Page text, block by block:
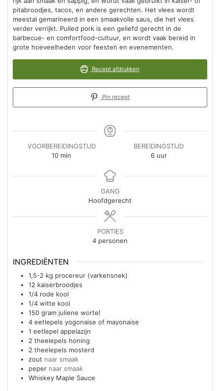
pitabroodjes, tacos, en andere gerechten. Het vlees wordt
meestal gemarineerd in een smaakvolle saus, die het vlees
verder verrijkt. Pulled pork is een geliefd gerecht in de
barbecue- en comfortfood-cultuur, en wordt vaak bereid in
grote hoeveelheden voor feesten en evenementen.
Recept afdrukken
Pin recept
VOORBEREIDINGSTIJD
10minuten
min
BEREIDINGSTIJD
6uur
uur
GANG
Hoofdgerecht
PORTIES
4 personen
INGREDIËNTEN
1,5-2 kg procereur (varkensnek)
12 kaiserbroodjes
1/4 rode kool
1/4 witte kool
150 gram juliene wortel
4 eetlepels yogonaise of mayonaise
1 eetlepel appelazijn
2 theelepels honing
2 theelepels mosterd
zout naar smaak
peper naar smaak
Whiskey Maple Sauce